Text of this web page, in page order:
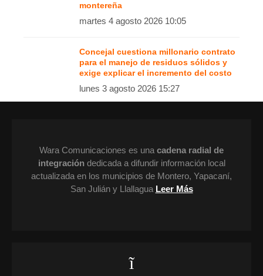
montereña
martes 4 agosto 2026 10:05
Concejal cuestiona millonario contrato
para el manejo de residuos sólidos y
exige explicar el incremento del costo
lunes 3 agosto 2026 15:27
Wara Comunicaciones es una cadena radial de
integracióndedicada a difundir información local
actualizada en los municipios de Montero, Yapacaní,
San Julián y Llallagua Leer Más